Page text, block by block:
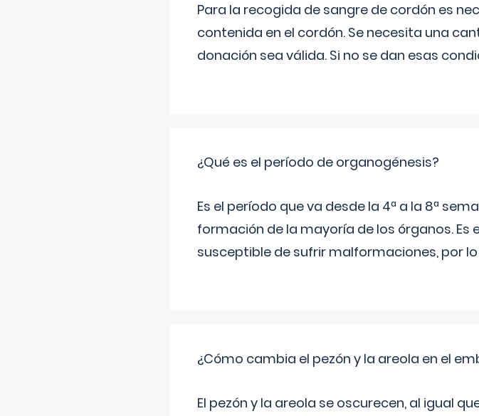
Para la recogida de sangre de cordón es
contenida en el cordón. Se necesita una
donación sea válida. Si no se dan esas
¿Qué es el período de organogénesis?
Es el período que va desde la 4ª a la 8ª
formación de la mayoría de los órganos.
susceptible de sufrir malformaciones, por
¿Cómo cambia el pezón y la areola en el
El pezón y la areola se oscurecen, al igual